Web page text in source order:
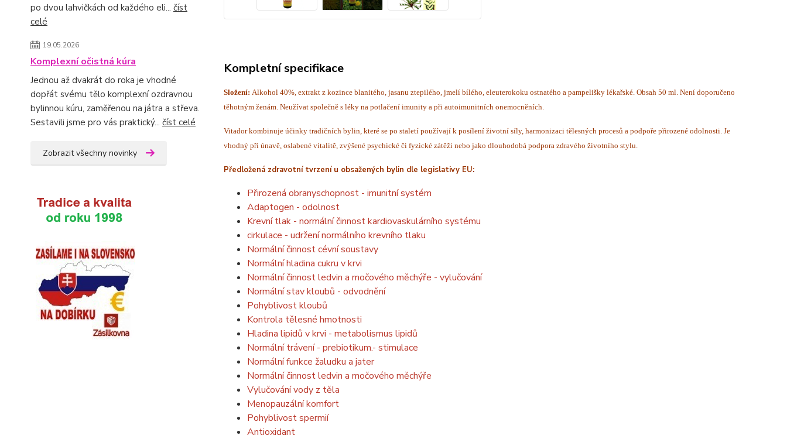
po dvou lahvičkách od každého eli... číst
celé
19.05.2026
Komplexní očistná kúra
Jednou až dvakrát do roka je vhodné
dopřát svému tělo komplexní ozdravnou
bylinnou kúru, zaměřenou na játra a střeva.
Sestavili jsme pro vás praktický... číst celé
Zobrazit všechny novinky
Kompletní specifikace
Složení: Alkohol 40%, extrakt z kozince blanitého, jasanu ztepilého, jmelí bílého, eleuterokoku ostnatého a pampelišky lékařské. Obsah 50 ml. Není doporučeno
těhotným ženám. Neužívat společně s léky na potlačení imunity a při autoimunitních onemocněních.
Vitador kombinuje účinky tradičních bylin, které se po staletí používají k posílení životní síly, harmonizaci tělesných procesů a podpoře přirozené odolnosti. Je
vhodný při únavě, oslabené vitalitě, zvýšené psychické či fyzické zátěži nebo jako dlouhodobá podpora zdravého životního stylu.
Předložená zdravotní tvrzení u obsažených bylin dle legislativy EU:
Přirozená obranyschopnost - imunitní systém
Adaptogen - odolnost
Krevní tlak - normální činnost kardiovaskulárního systému
cirkulace - udržení normálního krevního tlaku
Normální činnost cévní soustavy
Normální hladina cukru v krvi
Normální činnost ledvin a močového měchýře - vylučování
Normální stav kloubů - odvodnění
Pohyblivost kloubů
Kontrola tělesné hmotnosti
Hladina lipidů v krvi - metabolismus lipidů
Normální trávení - prebiotikum.- stimulace
Normální funkce žaludku a jater
Normální činnost ledvin a močového měchýře
Vylučování vody z těla
Menopauzální komfort
Pohyblivost spermií
Antioxidant